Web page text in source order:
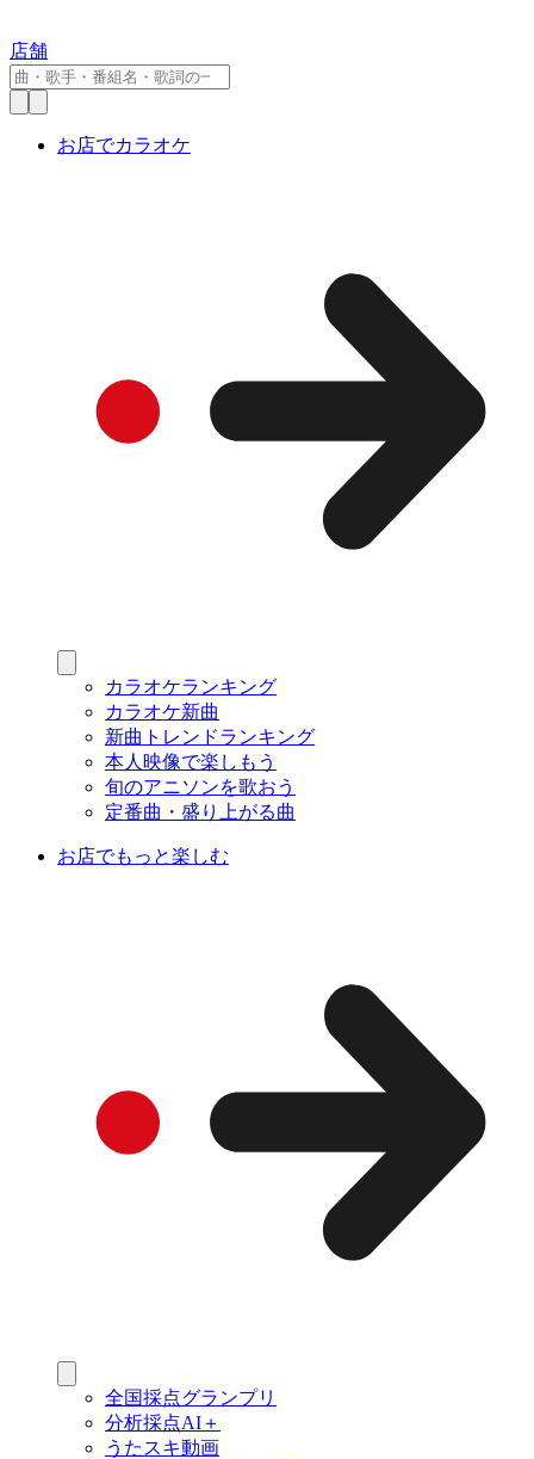
店舗
お店でカラオケ
カラオケランキング
カラオケ新曲
新曲トレンドランキング
本人映像で楽しもう
旬のアニソンを歌おう
定番曲・盛り上がる曲
お店でもっと楽しむ
全国採点グランプリ
分析採点AI＋
うたスキ動画